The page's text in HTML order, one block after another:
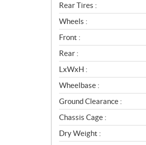
Rear Tires :
Wheels :
Front :
Rear :
LxWxH :
Wheelbase :
Ground Clearance :
Chassis Cage :
Dry Weight :